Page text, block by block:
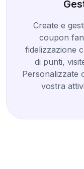
Create e
coupon
fidelizzazione
di punti,
Personalizzate
vostra